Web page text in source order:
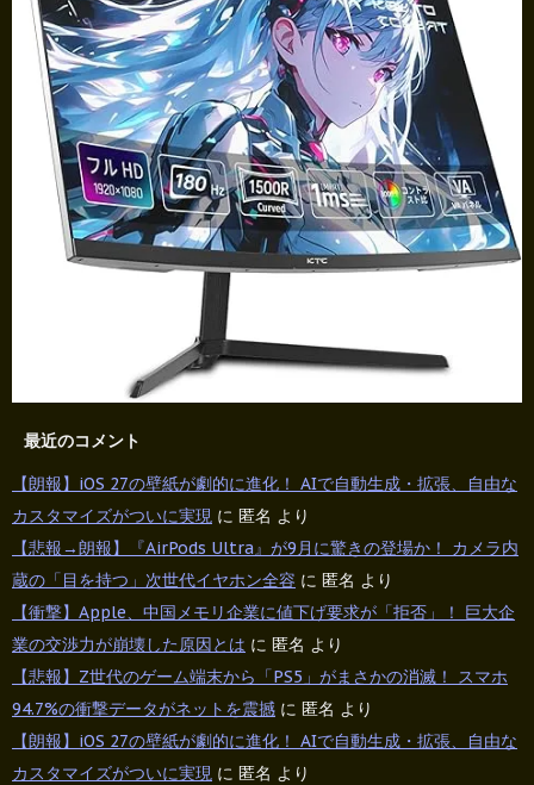
最近のコメント
【朗報】iOS 27の壁紙が劇的に進化！ AIで自動生成・拡張、自由な
カスタマイズがついに実現 に 匿名 より
【悲報→朗報】『AirPods Ultra』が9月に驚きの登場か！ カメラ内
蔵の「目を持つ」次世代イヤホン全容 に 匿名 より
【衝撃】Apple、中国メモリ企業に値下げ要求が「拒否」！ 巨大企
業の交渉力が崩壊した原因とは に 匿名 より
【悲報】Z世代のゲーム端末から「PS5」がまさかの消滅！ スマホ
94.7%の衝撃データがネットを震撼 に 匿名 より
【朗報】iOS 27の壁紙が劇的に進化！ AIで自動生成・拡張、自由な
カスタマイズがついに実現 に 匿名 より